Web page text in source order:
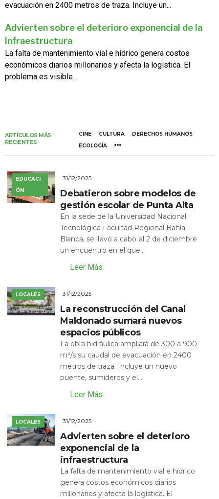
evacuación en 2400 metros de traza. Incluye un...
Advierten sobre el deterioro exponencial de la
infraestructura
La falta de mantenimiento vial e hídrico genera costos
económicos diarios millonarios y afecta la logística. El
problema es visible...
ARTÍCULOS MÁS
RECIENTES
CINE CULTURA
DERECHOS HUMANOS
ECOLOGÍA
EDUCACI
ÓN
31/12/2025
Debatieron sobre modelos de
gestión escolar de Punta Alta
En la sede de la Universidad Nacional
Tecnológica Facultad Regional Bahía
Blanca, se llevó a cabo el 2 de diciembre
un encuentro en el que...
Leer Más
LOCALES 31/12/2025
La reconstrucción del Canal
Maldonado sumará nuevos
espacios públicos
La obra hidráulica ampliará de 300 a 900
m³/s su caudal de evacuación en 2400
metros de traza. Incluye un nuevo
puente, sumideros y el...
Leer Más
LOCALES 31/12/2025
Advierten sobre el deterioro
exponencial de la
infraestructura
La falta de mantenimiento vial e hídrico
genera costos económicos diarios
millonarios y afecta la logística. El